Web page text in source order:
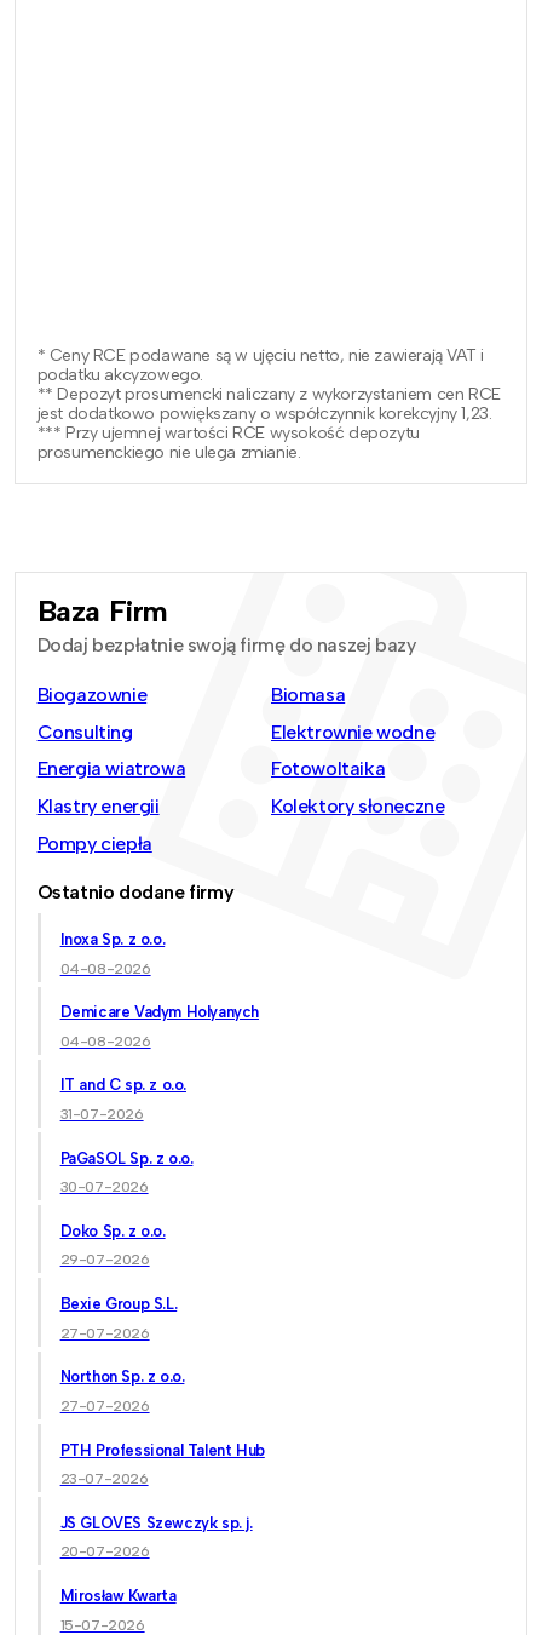
* Ceny RCE podawane są w ujęciu netto, nie zawierają VAT i
podatku akcyzowego.
** Depozyt prosumencki naliczany z wykorzystaniem cen RCE
jest dodatkowo powiększany o współczynnik korekcyjny 1,23.
*** Przy ujemnej wartości RCE wysokość depozytu
prosumenckiego nie ulega zmianie.
Baza Firm
Dodaj bezpłatnie swoją firmę do naszej bazy
Biogazownie
Biomasa
Consulting
Elektrownie wodne
Energia wiatrowa
Fotowoltaika
Klastry energii
Kolektory słoneczne
Pompy ciepła
Ostatnio dodane firmy
Inoxa Sp. z o.o.
04-08-2026
Demicare Vadym Holyanych
04-08-2026
IT and C sp. z o.o.
31-07-2026
PaGaSOL Sp. z o.o.
30-07-2026
Doko Sp. z o.o.
29-07-2026
Bexie Group S.L.
27-07-2026
Northon Sp. z o.o.
27-07-2026
PTH Professional Talent Hub
23-07-2026
JS GLOVES Szewczyk sp. j.
20-07-2026
Mirosław Kwarta
15-07-2026